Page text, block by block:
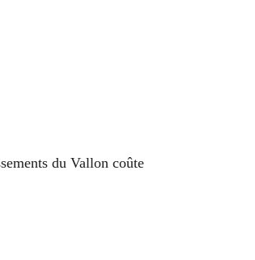
du Vallon coûte